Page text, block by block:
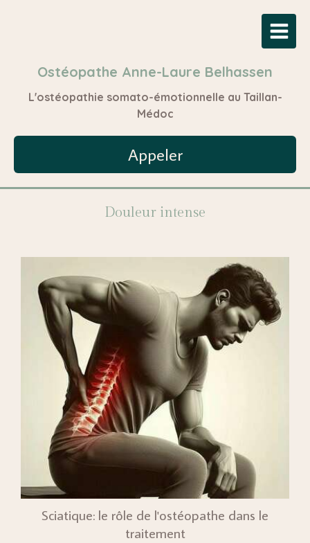
Ostéopathe Anne-Laure Belhassen
L'ostéopathie somato-émotionnelle au Taillan-
Médoc
Appeler
Douleur intense
Sciatique: le rôle de l'ostéopathe dans le
traitement